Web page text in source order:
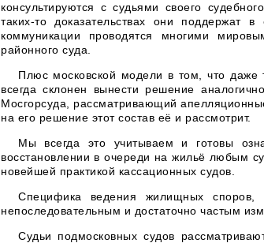
консультируются с судьями своего
таких-то доказательствах они поддержат
коммуникации проводятся многими
районного суда.
Плюс московской модели в том, что даже
всегда склонен вынести решение
Мосгорсуда, рассматривающий
на его решение этот состав её и рассмотрит.
Мы всегда это учитываем и готовы
восстановлении в очереди на жильё любым
новейшей практикой кассационных судов.
Специфика ведения жилищных
непоследовательным и достаточно частым
Судьи подмосковных судов